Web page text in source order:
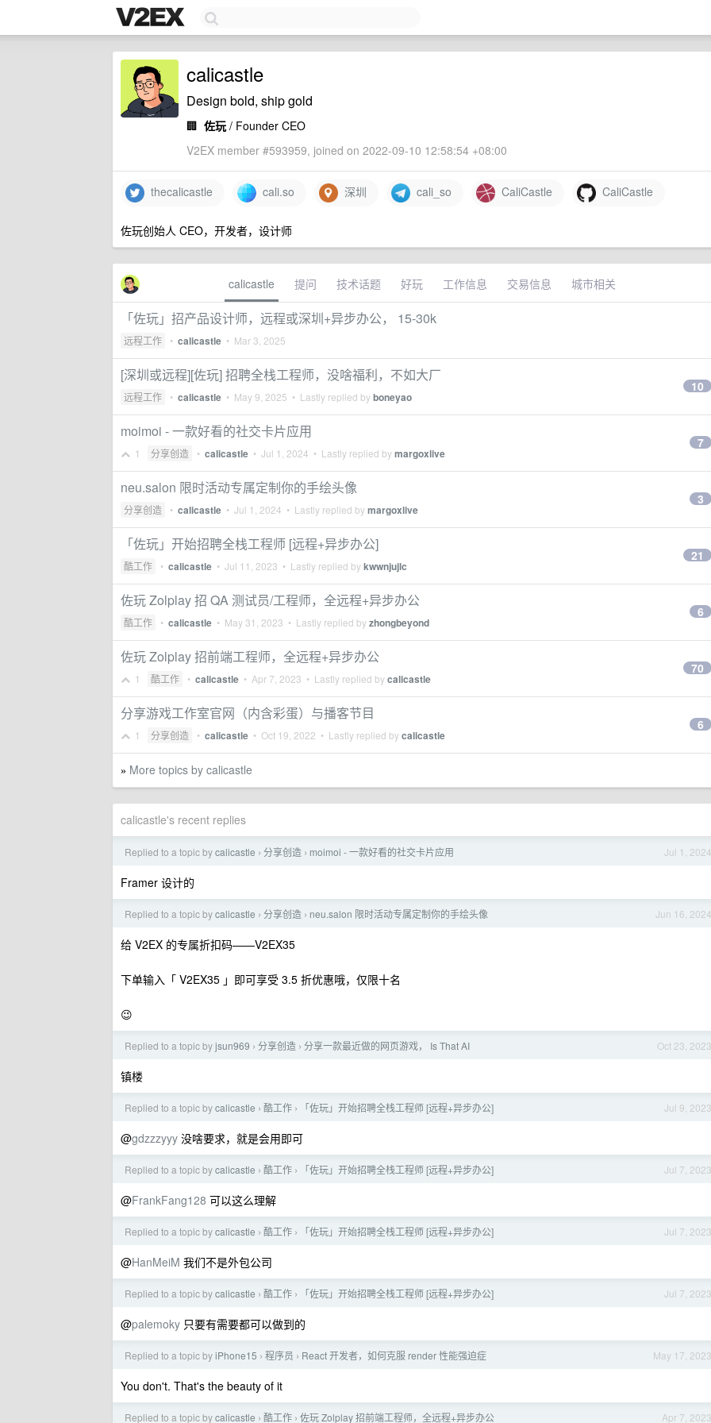
calicastle
Design bold, ship gold
🏢 佐玩/ Founder CEO
V2EX member #593959, joined on 2022-09-10 12:58:54 +08:00
thecalicastle cali.so 深圳 cali_so CaliCastle CaliCastle
佐玩创始人 CEO，开发者，设计师
calicastle 提问 技术话题 好玩 工作信息 交易信息 城市相关
「佐玩」招产品设计师，远程或深圳+异步办公， 15-30k
远程工作 • calicastle • Mar 3, 2025
[深圳或远程][佐玩] 招聘全栈工程师，没啥福利，不如大厂
远程工作 • calicastle • May 9, 2025 • Lastly replied byboneyao
10
moimoi - 一款好看的社交卡片应用
1 分享创造 • calicastle • Jul 1, 2024 • Lastly replied bymargoxlive
7
neu.salon 限时活动专属定制你的手绘头像
分享创造 • calicastle • Jul 1, 2024 • Lastly replied bymargoxlive
3
「佐玩」开始招聘全栈工程师 [远程+异步办公]
酷工作 • calicastle • Jul 11, 2023 • Lastly replied bykwwnjujlc
21
佐玩 Zolplay 招 QA 测试员/工程师，全远程+异步办公
酷工作 • calicastle • May 31, 2023 • Lastly replied byzhongbeyond
6
佐玩 Zolplay 招前端工程师，全远程+异步办公
1 酷工作 • calicastle • Apr 7, 2023 • Lastly replied bycalicastle
70
分享游戏工作室官网（内含彩蛋）与播客节目
1 分享创造 • calicastle • Oct 19, 2022 • Lastly replied bycalicastle
6
» More topics by calicastle
calicastle's recent replies
Jul 1, 2024
Replied to a topic bycalicastle › 分享创造 › moimoi - 一款好看的社交卡片应用
Framer 设计的
Jun 16, 2024
Replied to a topic bycalicastle › 分享创造 › neu.salon 限时活动专属定制你的手绘头像
给 V2EX 的专属折扣码——V2EX35
下单输入「 V2EX35 」即可享受 3.5 折优惠哦，仅限十名
😉
Oct 23, 2023
Replied to a topic byjsun969 › 分享创造 › 分享一款最近做的网页游戏， Is That AI
镇楼
Jul 9, 2023
Replied to a topic bycalicastle › 酷工作 › 「佐玩」开始招聘全栈工程师 [远程+异步办公]
@gdzzzyyy 没啥要求，就是会用即可
Jul 7, 2023
Replied to a topic bycalicastle › 酷工作 › 「佐玩」开始招聘全栈工程师 [远程+异步办公]
@FrankFang128 可以这么理解
Jul 7, 2023
Replied to a topic bycalicastle › 酷工作 › 「佐玩」开始招聘全栈工程师 [远程+异步办公]
@HanMeiM 我们不是外包公司
Jul 7, 2023
Replied to a topic bycalicastle › 酷工作 › 「佐玩」开始招聘全栈工程师 [远程+异步办公]
@palemoky 只要有需要都可以做到的
May 17, 2023
Replied to a topic byiPhone15 › 程序员 › React 开发者，如何克服 render 性能强迫症
You don't. That's the beauty of it
Apr 7, 2023
Replied to a topic bycalicastle › 酷工作 › 佐玩 Zolplay 招前端工程师，全远程+异步办公